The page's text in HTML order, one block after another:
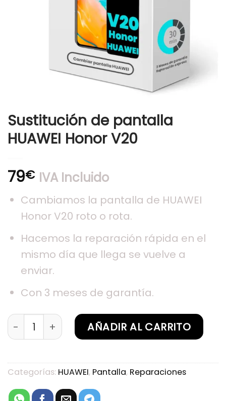
Sustitución de pantalla
HUAWEI Honor V20
79€ IVA Incluido
Cambiamos la pantalla de HUAWEI
Honor V20 roto o rota.
Hacemos la reparación rápida en el
mismo día que llega se vuelve a
enviar.
Con 3 meses de garantía.
Sustitución de pantalla HUAWEI Honor V20
AÑADIR AL CARRITO
Categorías: HUAWEI, Pantalla, Reparaciones